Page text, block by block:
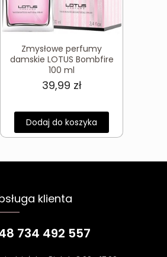
Zmysłowe perfumy
damskie LOTUS Bombfire
100 ml
39,99 zł
Dodaj do koszyka
klienta
734 492 557